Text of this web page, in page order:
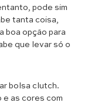
pode sim
tanta coisa,
boa opção para
que levar só o
bolsa clutch.
e as cores com